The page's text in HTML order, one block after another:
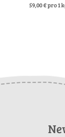
59,00 € pro 1